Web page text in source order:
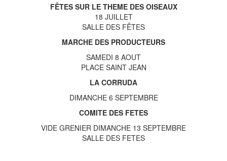
FÊTES SUR LE THEME DES OISEAUX
18 JUILLET
SALLE DES FÊTES
MARCHE DES PRODUCTEURS
SAMEDI 8 AOUT
PLACE SAINT JEAN
LA CORRUDA
DIMANCHE 6 SEPTEMBRE
COMITE DES FETES
VIDE GRENIER DIMANCHE 13 SEPTEMBRE
SALLE DES FETES